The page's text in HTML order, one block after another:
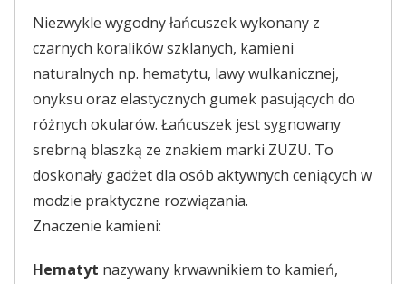
Niezwykle wygodny łańcuszek wykonany z
czarnych koralików szklanych, kamieni
naturalnych np. hematytu, lawy wulkanicznej,
onyksu oraz elastycznych gumek pasujących do
różnych okularów. Łańcuszek jest sygnowany
srebrną blaszką ze znakiem marki ZUZU. To
doskonały gadżet dla osób aktywnych ceniących w
modzie praktyczne rozwiązania.
Znaczenie kamieni:
Hematyt nazywany krwawnikiem to kamień,